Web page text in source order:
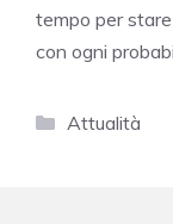
tempo per
con ogni
Categorie
Attualità